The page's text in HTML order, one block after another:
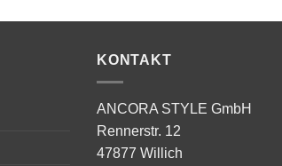
KONTAKT
ANCORA STYLE GmbH
Rennerstr. 12
47877 Willich